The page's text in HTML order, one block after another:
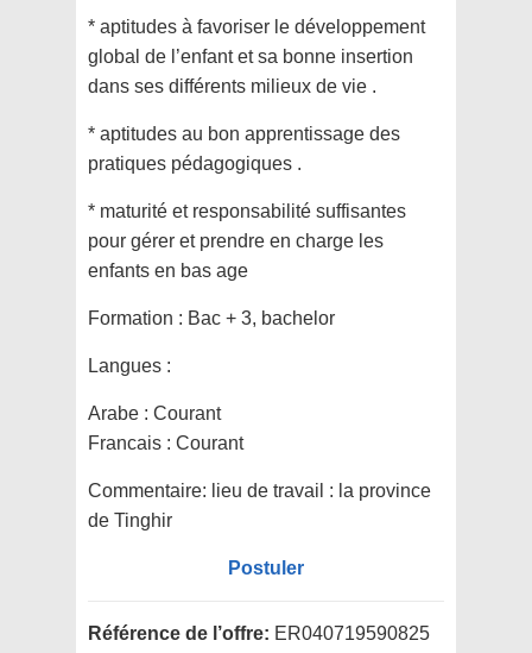
* aptitudes à favoriser le développement
global de l’enfant et sa bonne insertion
dans ses différents milieux de vie .
* aptitudes au bon apprentissage des
pratiques pédagogiques .
* maturité et responsabilité suffisantes
pour gérer et prendre en charge les
enfants en bas age
Formation : Bac + 3, bachelor
Langues :
Arabe : Courant
Francais : Courant
Commentaire: lieu de travail : la province
de Tinghir
Postuler
Référence de l’offre: ER040719590825